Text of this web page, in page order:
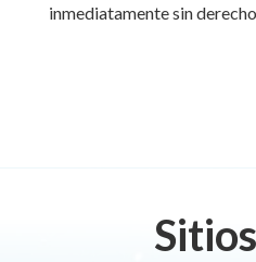
inmediatamente sin